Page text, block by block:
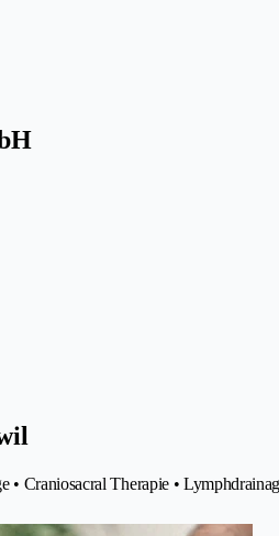
• Craniosacral Therapie •